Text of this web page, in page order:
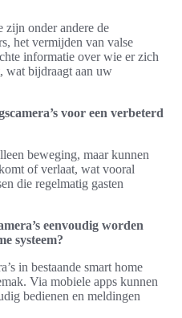
zijn onder andere de
het vermijden van valse
informatie over wie er zich
wat bijdraagt aan uw
voor een verbeterd
beweging, maar kunnen
of verlaat, wat vooral
die regelmatig gasten
eenvoudig worden
systeem?
in bestaande smart home
Via mobiele apps kunnen
bedienen en meldingen